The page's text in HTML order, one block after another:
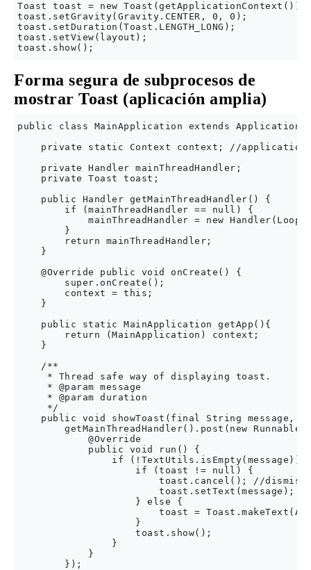
Toast toast = new Toast(getApplicationContext());
toast.setGravity(Gravity.CENTER, 0, 0);
toast.setDuration(Toast.LENGTH_LONG);
toast.setView(layout);
Forma segura de subprocesos de
mostrar Toast (aplicación amplia)
public class MainApplication extends Application
private static Context context; //application
    private Handler mainThreadHandler;
    private Toast toast;
    public Handler getMainThreadHandler() {
        if (mainThreadHandler == null) {
mainThreadHandler = new
        }
        return mainThreadHandler;
    }
    @Override public void onCreate() {
        super.onCreate();
        context = this;
    }
    public static MainApplication getApp(){
        return (MainApplication) context;
    }
    /**
     * Thread safe way of displaying toast.
     * @param message
     * @param duration
     */
public void showToast(final String message,
getMainThreadHandler().post(new
            @Override
            public void run() {
if (!TextUtils.isEmpty(message))
                    if (toast != null) {
toast.cancel(); //
                        toast.setText(message);
                    } else {
toast =
                    }
                    toast.show();
                }
            }
        });